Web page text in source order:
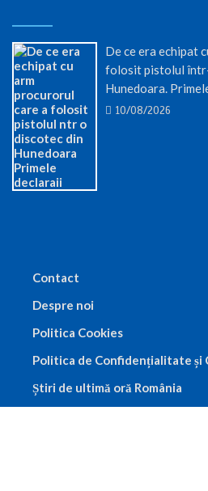
De ce era echipat
folosit pistolul
Hunedoara.
10/08/2026
Contact
Despre noi
Politica Cookies
Politica de Confidențialitate și
Știri de ultimă oră România